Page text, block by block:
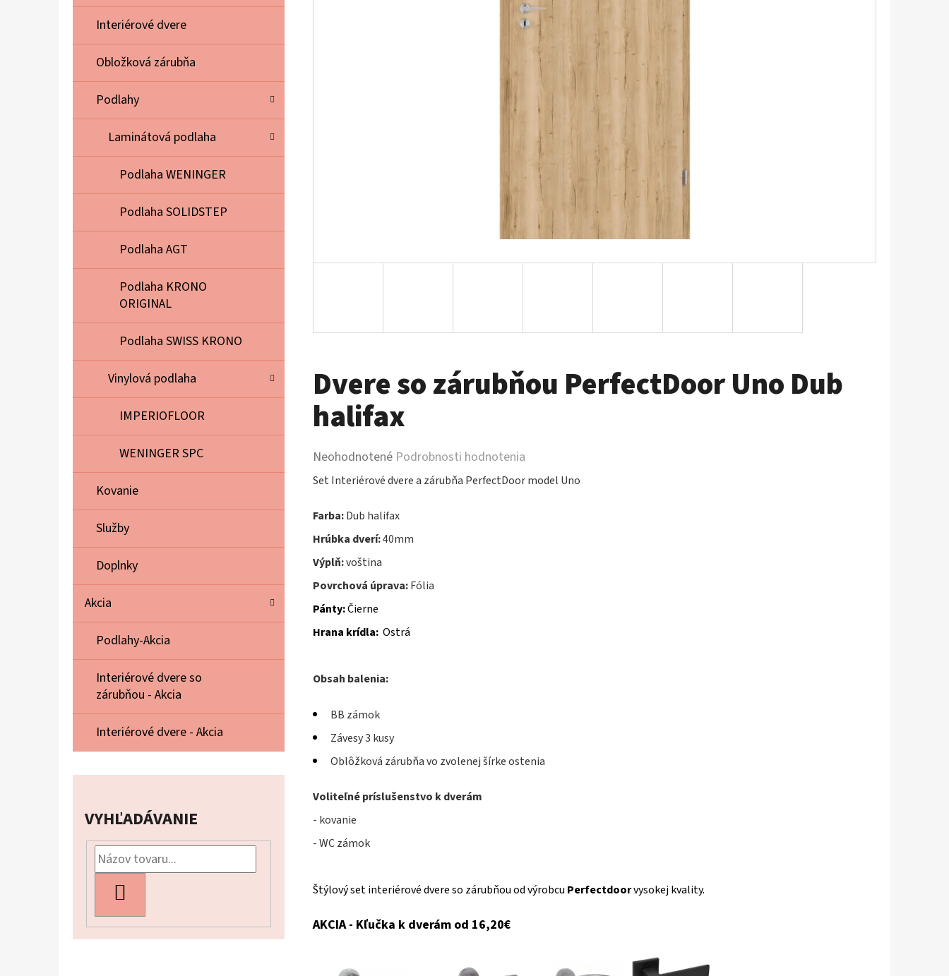
Interiérové dvere
Obložková zárubňa
Podlahy
Laminátová podlaha
Podlaha WENINGER
Podlaha SOLIDSTEP
Podlaha AGT
Podlaha KRONO
ORIGINAL
Podlaha SWISS KRONO
Vinylová podlaha
IMPERIOFLOOR
WENINGER SPC
Kovanie
Služby
Doplnky
Akcia
Podlahy-Akcia
Interiérové dvere so
zárubňou - Akcia
Interiérové dvere - Akcia
VYHĽADÁVANIE
Dvere so zárubňou PerfectDoor Uno Dub
halifax
Priemerné
hodnotenie
hviezdičiek.
Neohodnotené Podrobnosti hodnotenia
Set Interiérové dvere a zárubňa PerfectDoor model Uno
Farba:Dub halifax
Hrúbka dverí:40mm
Výplň:voština
Povrchová úprava:Fólia
Pánty:Čierne
Hrana krídla: Ostrá
Obsah balenia:
BB zámok
Závesy 3 kusy
Oblôžková zárubňa vo zvolenej šírke ostenia
Voliteľné príslušenstvo k dverám
- kovanie
- WC zámok
Štýlový set interiérové dvere so zárubňou od výrobcu Perfectdoorvysokej kvality.
AKCIA - Kľučka k dverám od 16,20€